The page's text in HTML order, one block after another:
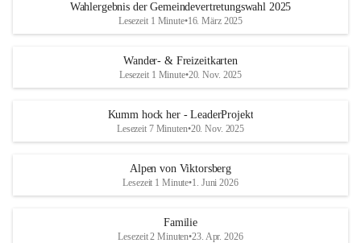
Wahlergebnis der Gemeindevertretungswahl 2025
Lesezeit 1 Minute•16. März 2025
Wander- & Freizeitkarten
Lesezeit 1 Minute•20. Nov. 2025
Kumm hock her - LeaderProjekt
Lesezeit 7 Minuten•20. Nov. 2025
Alpen von Viktorsberg
Lesezeit 1 Minute•1. Juni 2026
Familie
Lesezeit 2 Minuten•23. Apr. 2026